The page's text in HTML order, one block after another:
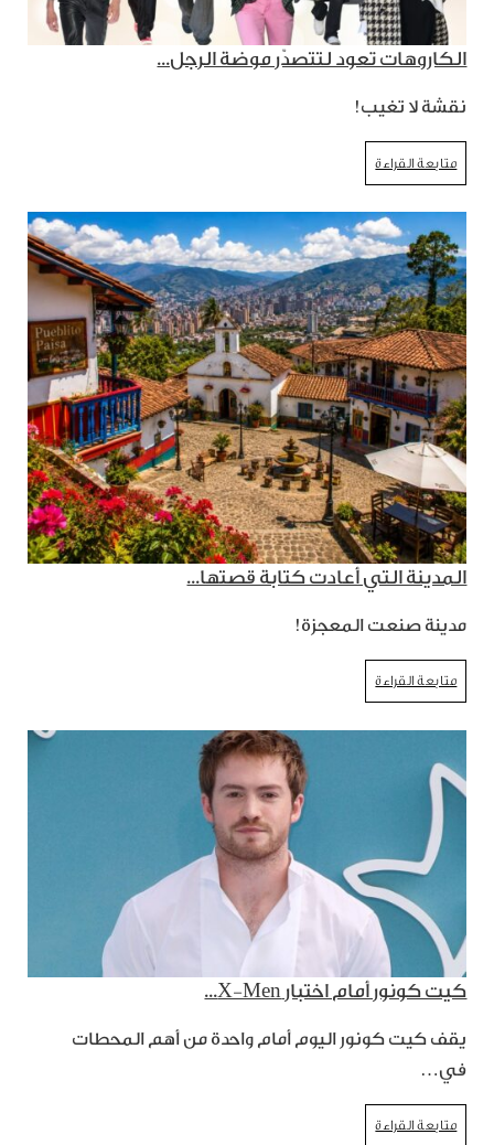
الكاروهات تعود لتتصدّر موضة الرجل...
نقشة لا تغيب!
متابعة القراءة
المدينة التي أعادت كتابة قصتها...
مدينة صنعت المعجزة!
متابعة القراءة
كيت كونور أمام اختبار X-Men...
يقف كيت كونور اليوم أمام واحدة من أهم المحطات
في…
متابعة القراءة